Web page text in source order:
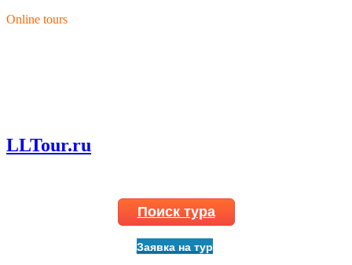
Перейти к основному содержанию
Online tours
LLTour.ru
Поиск тура
Заявка на тур